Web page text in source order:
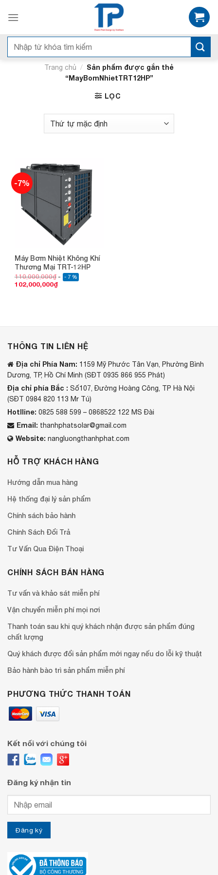
Tìm
kiếm:
Trang chủ / Sản phẩm được gắn thẻ
“MayBomNhietTRT12HP”
LỌC
-7%
Máy Bơm Nhiệt Không Khí
Thương Mại TRT-12HP
110,000,000₫ - 7 %
102,000,000₫
THÔNG TIN LIÊN HỆ
Địa chỉ Phía Nam: 1159 Mỹ Phước Tân Vạn, Phường Bình
Dương, TP, Hồ Chí Minh (SĐT 0935 866 955 Phát)
Địa chỉ phía Bắc : Số107, Đường Hoàng Công, TP Hà Nội
(SĐT 0984 820 113 Mr Tú)
Hotlline: 0825 588 599 – 0868522 122 MS Đài
Email: thanhphatsolar@gmail.com
Website: nangluongthanhphat.com
HỖ TRỢ KHÁCH HÀNG
Hướng dẫn mua hàng
Hệ thống đại lý sản phẩm
Chính sách bảo hành
Chính Sách Đổi Trả
Tư Vấn Qua Điện Thoại
CHÍNH SÁCH BÁN HÀNG
Tư vấn và khảo sát miễn phí
Vận chuyển miễn phí mọi nơi
Thanh toán sau khi quý khách nhận được sản phẩm đúng
chất lượng
Quý khách được đổi sản phẩm mới ngay nếu do lỗi kỹ thuật
Bảo hành bào trì sản phẩm miễn phí
PHƯƠNG THỨC THANH TOÁN
Kết nối với chúng tôi
Đăng ký nhận tin